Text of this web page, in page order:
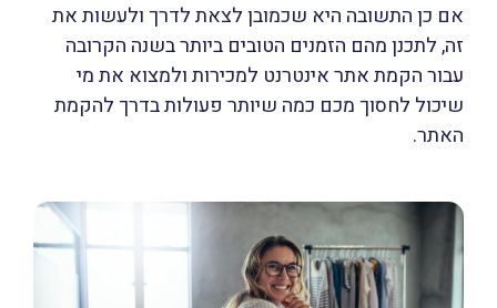
אם כן התשובה היא שכמובן לצאת לדרך ולעשות את
זה, לתכנן מהם הזמנים הטובים ביותר בשנה הקרובה
עבור הקמת אתר אינטרנט למכירות ולמצוא את מי
שיכול לחסוך מכם כמה שיותר פעולות בדרך להקמת
האתר.